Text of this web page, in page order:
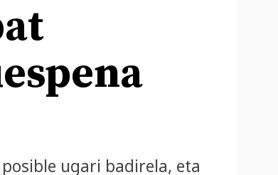
ugari badirela, eta